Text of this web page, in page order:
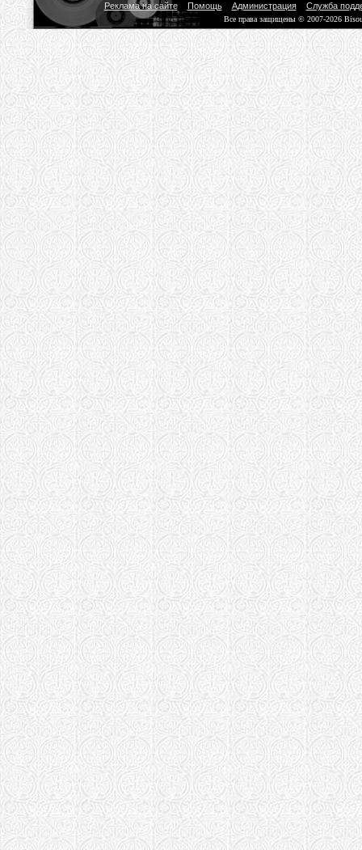
Реклама на сайте
Помощь Администрация Служба
Все права защищены © 2007-2026